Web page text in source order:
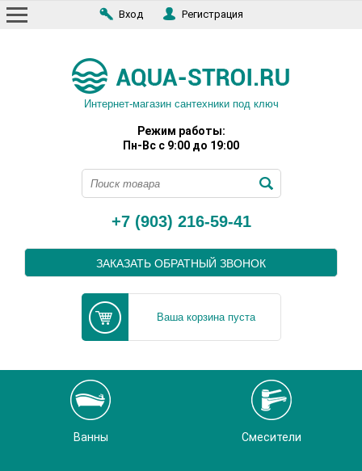
Вход Регистрация
Интернет-магазин сантехники под ключ
Режим работы:
Пн-Вс с 9:00 до 19:00
+7 (903) 216-59-41
ЗАКАЗАТЬ ОБРАТНЫЙ ЗВОНОК
Ваша корзина пуста
Ванны Смесители